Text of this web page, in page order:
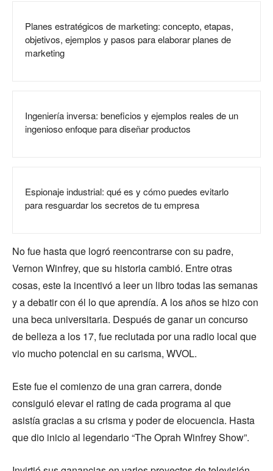
Planes estratégicos de marketing: concepto, etapas,
objetivos, ejemplos y pasos para elaborar planes de
marketing
Ingeniería inversa: beneficios y ejemplos reales de un
ingenioso enfoque para diseñar productos
Espionaje industrial: qué es y cómo puedes evitarlo
para resguardar los secretos de tu empresa
No fue hasta que logró reencontrarse con su padre,
Vernon Winfrey, que su historia cambió. Entre otras
cosas, este la incentivó a leer un libro todas las semanas
y a debatir con él lo que aprendía. A los años se hizo con
una beca universitaria. Después de ganar un concurso
de belleza a los 17, fue reclutada por una radio local que
vio mucho potencial en su carisma, WVOL.
Este fue el comienzo de una gran carrera, donde
consiguió elevar el rating de cada programa al que
asistía gracias a su crisma y poder de elocuencia. Hasta
que dio inicio al legendario “The Oprah Winfrey Show”.